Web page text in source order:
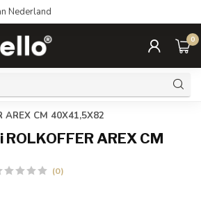
Nederland
0
AREX CM 40X41,5X82
AREX CM
(0)